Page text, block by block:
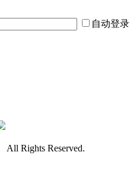
自动登录
All Rights Reserved.